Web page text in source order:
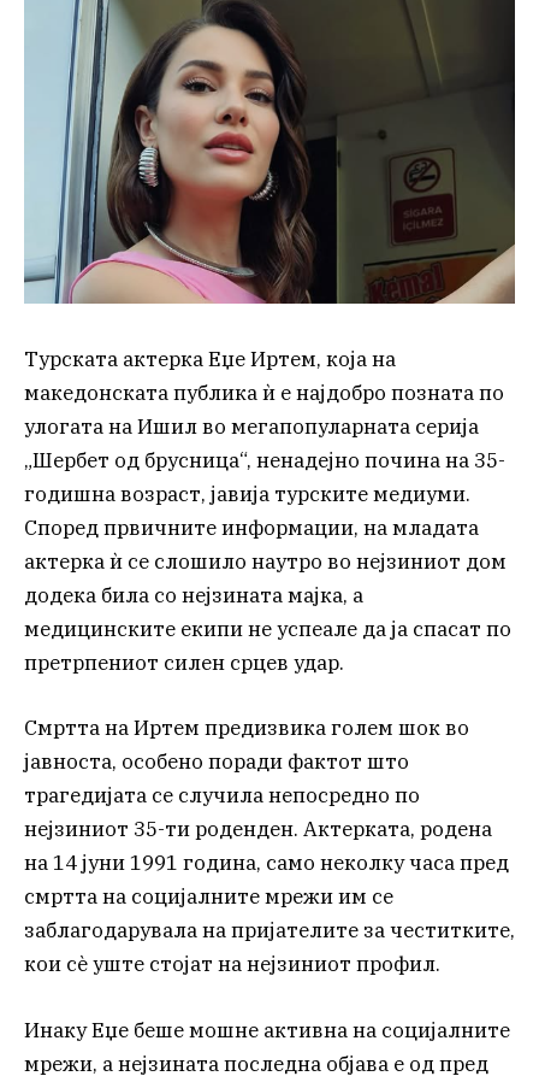
Турската актерка Еџе Иртем, која на
македонската публика ѝ е најдобро позната по
улогата на Ишил во мегапопуларната серија
„Шербет од брусница“, ненадејно почина на 35-
годишна возраст, јавија турските медиуми.
Според првичните информации, на младата
актерка ѝ се слошило наутро во нејзиниот дом
додека била со нејзината мајка, а
медицинските екипи не успеале да ја спасат по
претрпениот силен срцев удар.
Смртта на Иртем предизвика голем шок во
јавноста, особено поради фактот што
трагедијата се случила непосредно по
нејзиниот 35-ти роденден. Актерката, родена
на 14 јуни 1991 година, само неколку часа пред
смртта на социјалните мрежи им се
заблагодарувала на пријателите за честитките,
кои сè уште стојат на нејзиниот профил.
Инаку Еџе беше мошне активна на социјалните
мрежи, а нејзината последна објава е од пред